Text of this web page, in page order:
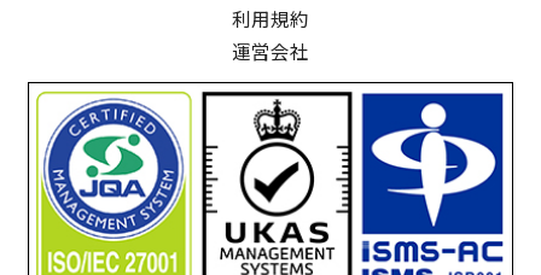
利用規約
運営会社